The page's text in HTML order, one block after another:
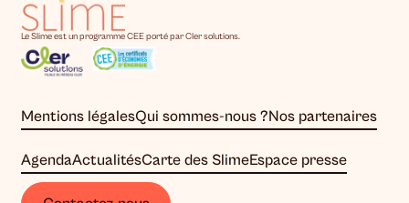
Le Slime est un programme CEE porté par Cler solutions.
Mentions légalesQui sommes-nous ?Nos partenaires
AgendaActualitésCarte des SlimeEspace presse